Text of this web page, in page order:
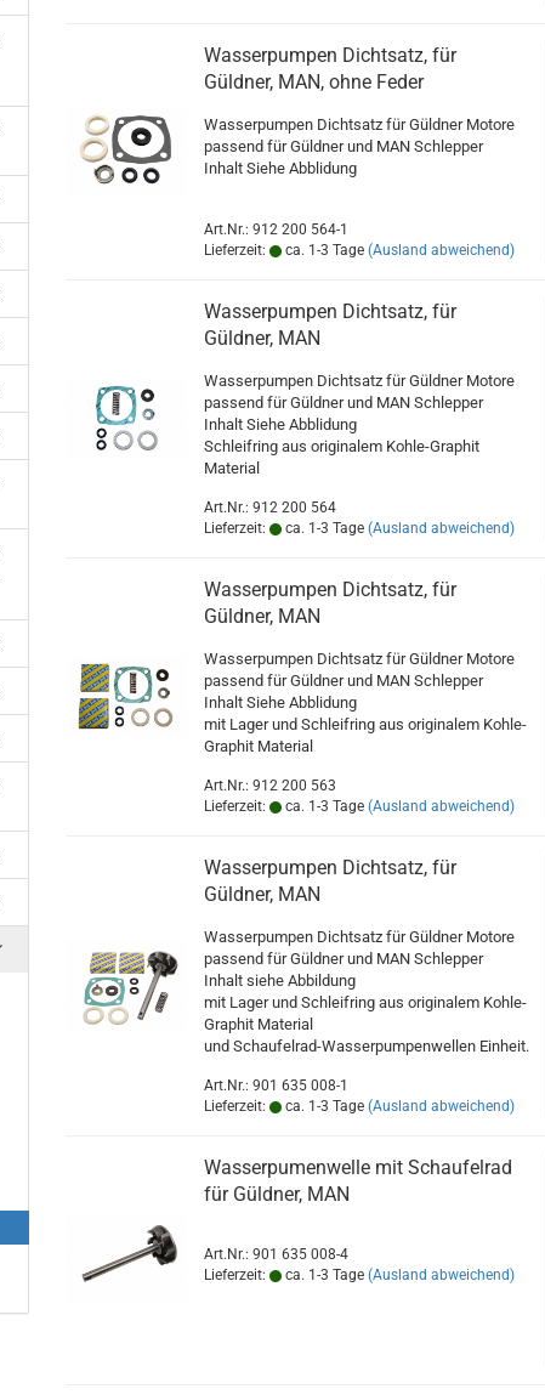
Wasserpumpen Dichtsatz, für
Güldner, MAN, ohne Feder
Wasserpumpen Dichtsatz für Güldner Motore
passend für Güldner und MAN Schlepper
Inhalt Siehe Abblidung
Art.Nr.: 912 200 564-1
Lieferzeit:
ca. 1-3 Tage (Ausland abweichend)
Wasserpumpen Dichtsatz, für
Güldner, MAN
Wasserpumpen Dichtsatz für Güldner Motore
passend für Güldner und MAN Schlepper
Inhalt Siehe Abblidung
Schleifring aus originalem Kohle-Graphit
Material
Art.Nr.: 912 200 564
Lieferzeit:
ca. 1-3 Tage (Ausland abweichend)
Wasserpumpen Dichtsatz, für
Güldner, MAN
Wasserpumpen Dichtsatz für Güldner Motore
passend für Güldner und MAN Schlepper
Inhalt Siehe Abblidung
mit Lager und Schleifring aus originalem Kohle-
Graphit Material
Art.Nr.: 912 200 563
Lieferzeit:
ca. 1-3 Tage (Ausland abweichend)
Wasserpumpen Dichtsatz, für
Güldner, MAN
Wasserpumpen Dichtsatz für Güldner Motore
passend für Güldner und MAN Schlepper
Inhalt siehe Abbildung
mit Lager und Schleifring aus originalem Kohle-
Graphit Material
und Schaufelrad-Wasserpumpenwellen Einheit.
Art.Nr.: 901 635 008-1
Lieferzeit:
ca. 1-3 Tage (Ausland abweichend)
Wasserpumenwelle mit Schaufelrad
für Güldner, MAN
Art.Nr.: 901 635 008-4
Lieferzeit:
ca. 1-3 Tage (Ausland abweichend)